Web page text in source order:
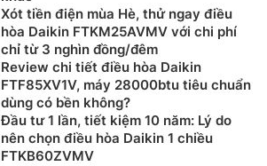
Xót tiền điện mùa Hè, thử ngay điều
hòa Daikin FTKM25AVMV với chi phí
chỉ từ 3 nghìn đồng/đêm
Review chi tiết điều hòa Daikin
FTF85XV1V, máy 28000btu tiêu chuẩn
dùng có bền không?
Đầu tư 1 lần, tiết kiệm 10 năm: Lý do
nên chọn điều hòa Daikin 1 chiều
FTKB60ZVMV